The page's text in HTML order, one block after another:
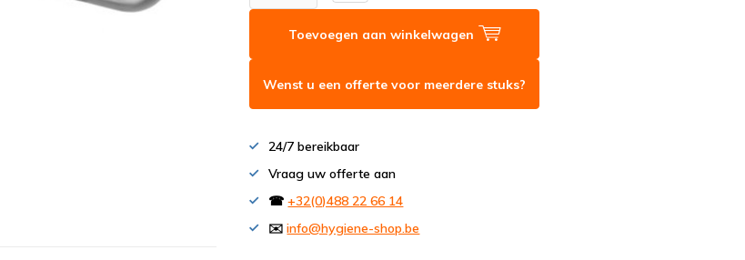
Toevoegen aan winkelwagen
Wenst u een offerte voor meerdere stuks?
24/7 bereikbaar
Vraag uw offerte aan
☎+32(0)488 22 66 14
✉️info@hygiene-shop.be